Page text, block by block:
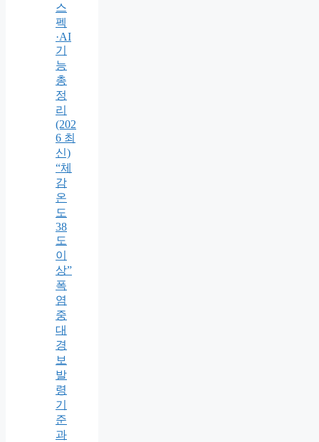
스
펙
·AI
기
능
총
정
리
(202
6 최
신)
“체
감
온
도
38
도
이
상”
폭
염
중
대
경
보
발
령
기
준
과